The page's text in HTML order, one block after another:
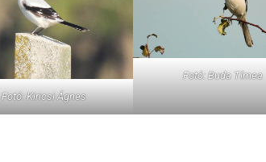
Fotó: Kiricsi Ágnes
Fotó: Buda Tímea